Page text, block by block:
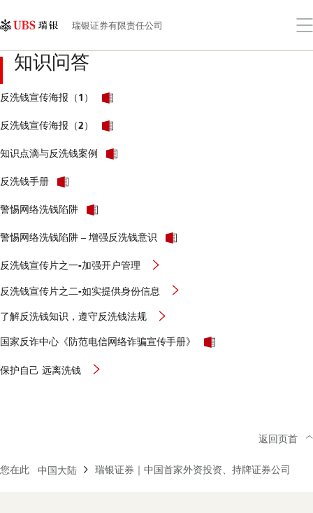
Area
瑞银证券有限责任公司
打
菜
知识问答
反洗钱宣传海报（1）
反洗钱宣传海报（2）
知识点滴与反洗钱案例
反洗钱手册
警惕网络洗钱陷阱
警惕网络洗钱陷阱 – 增强反洗钱意识
反洗钱宣传片之一-加强开户管理
反洗钱宣传片之二-如实提供身份信息
了解反洗钱知识，遵守反洗钱法规
国家反诈中心《防范电信网络诈骗宣传手册》
保护自己 远离洗钱
您在此 中国大陆 瑞银证券｜中国首家外资投资、持牌证券公司
返回页首